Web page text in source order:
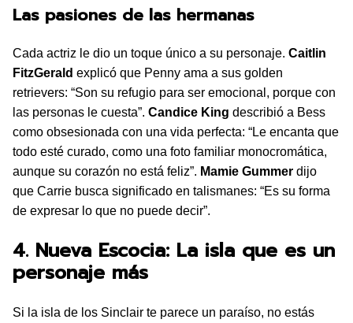
Las pasiones de las hermanas
Cada actriz le dio un toque único a su personaje. Caitlin
FitzGerald explicó que Penny ama a sus golden
retrievers: “Son su refugio para ser emocional, porque con
las personas le cuesta”. Candice King describió a Bess
como obsesionada con una vida perfecta: “Le encanta que
todo esté curado, como una foto familiar monocromática,
aunque su corazón no está feliz”. Mamie Gummer dijo
que Carrie busca significado en talismanes: “Es su forma
de expresar lo que no puede decir”.
4. Nueva Escocia: La isla que es un
personaje más
Si la isla de los Sinclair te parece un paraíso, no estás